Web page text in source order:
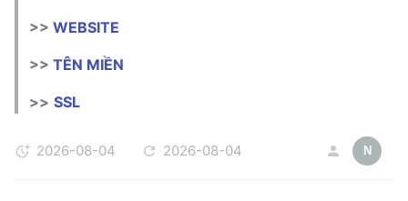
>> WEBSITE
>> TÊN MIỀN
>> SSL
2026-08-04 2026-08-04 N